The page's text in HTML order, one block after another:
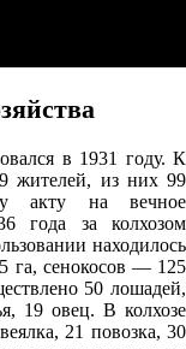
в 1931 году. К
жителей, из них 99
акту на вечное
года за колхозом
находилось
га, сенокосов — 125
50 лошадей,
19 овец. В колхозе
21 повозка, 30